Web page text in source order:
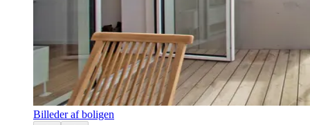
Billeder af boligen